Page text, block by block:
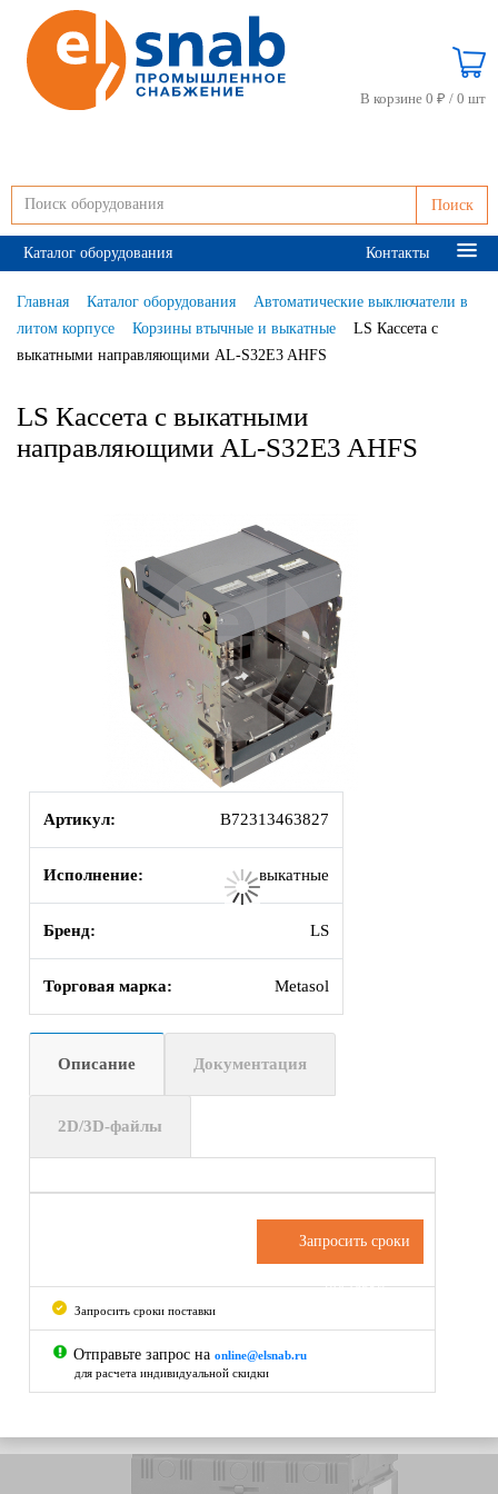
Поиск
В корзине 0 ₽ / 0 шт
Каталог оборудования Контакты
Главная Каталог оборудования
Автоматические выключатели в
литом корпусе
Корзины втычные и выкатные
LS Кассета с
выкатными направляющими AL-S32E3 AHFS
LS Кассета с выкатными
направляющими AL-S32E3 AHFS
Артикул: B72313463827
Исполнение: выкатные
Бренд: LS
Торговая марка: Metasol
Описание Документация
2D/3D-файлы
Запросить сроки
поставки
Запросить сроки поставки
Отправьте запрос на online@elsnab.ru
для расчета индивидуальной скидки